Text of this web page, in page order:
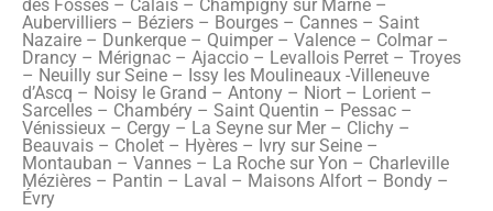
des Fossés – Calais – Champigny sur Marne –
Aubervilliers – Béziers – Bourges – Cannes – Saint
Nazaire – Dunkerque – Quimper – Valence – Colmar –
Drancy – Mérignac – Ajaccio – Levallois Perret – Troyes
– Neuilly sur Seine – Issy les Moulineaux -Villeneuve
d’Ascq – Noisy le Grand – Antony – Niort – Lorient –
Sarcelles – Chambéry – Saint Quentin – Pessac –
Vénissieux – Cergy – La Seyne sur Mer – Clichy –
Beauvais – Cholet – Hyères – Ivry sur Seine –
Montauban – Vannes – La Roche sur Yon – Charleville
Mézières – Pantin – Laval – Maisons Alfort – Bondy –
Évry